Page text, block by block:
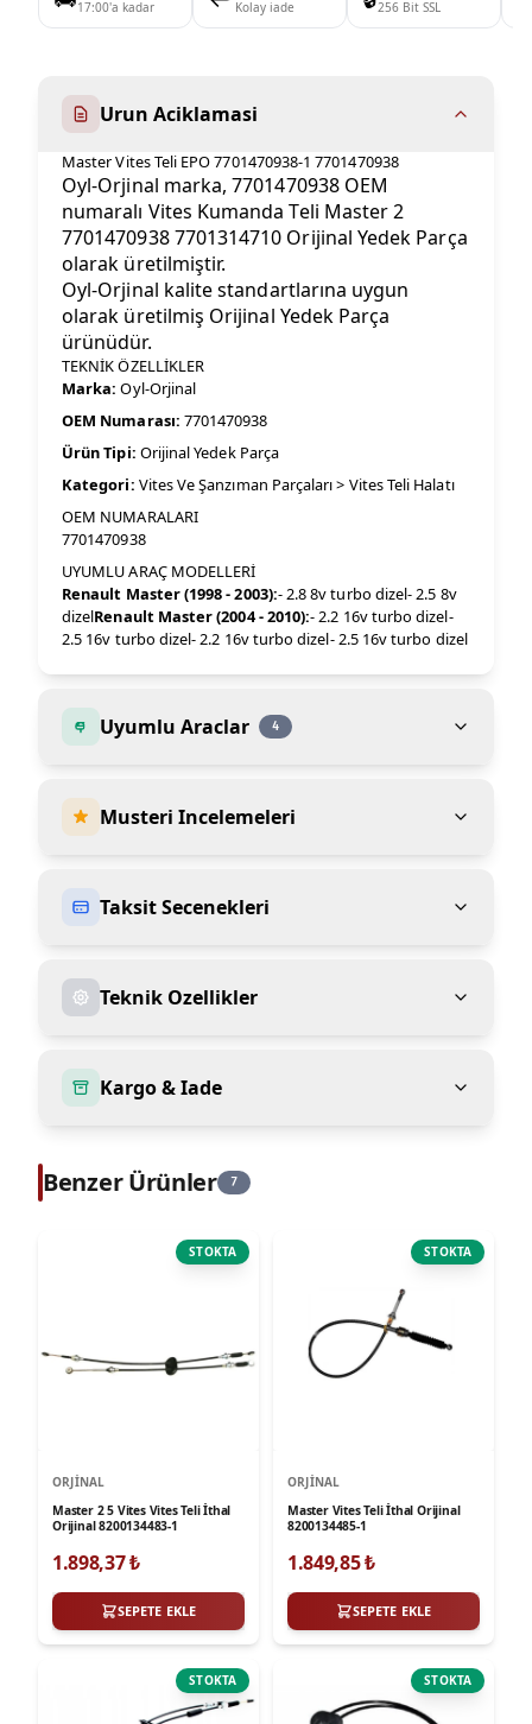
17:00'a kadar
Kolay iade
256 Bit SSL
Urun Aciklamasi
Master Vites Teli EPO 7701470938-1 7701470938
Oyl-Orjinal marka, 7701470938 OEM
numaralı Vites Kumanda Teli Master 2
7701470938 7701314710 Orijinal Yedek Parça
olarak üretilmiştir.
Oyl-Orjinal kalite standartlarına uygun
olarak üretilmiş Orijinal Yedek Parça
ürünüdür.
TEKNİK ÖZELLİKLER
Marka: Oyl-Orjinal
OEM Numarası: 7701470938
Ürün Tipi: Orijinal Yedek Parça
Kategori: Vites Ve Şanzıman Parçaları > Vites Teli Halatı
OEM NUMARALARI
7701470938
UYUMLU ARAÇ MODELLERİ
Renault Master (1998 - 2003):- 2.8 8v turbo dizel- 2.5 8v
dizelRenault Master (2004 - 2010):- 2.2 16v turbo dizel-
2.5 16v turbo dizel- 2.2 16v turbo dizel- 2.5 16v turbo dizel
Uyumlu Araclar 4
Musteri Incelemeleri
Taksit Secenekleri
Teknik Ozellikler
Kargo & Iade
Benzer Ürünler 7
STOKTA
ORJINAL
Master 2 5 Vites Vites Teli İthal
Orijinal 8200134483-1
1.898,37₺
SEPETE EKLE
STOKTA
ORJINAL
Master Vites Teli İthal Orijinal
8200134485-1
1.849,85₺
SEPETE EKLE
STOKTA STOKTA